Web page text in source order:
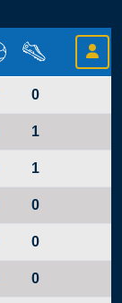
0
1
1
0
0
0